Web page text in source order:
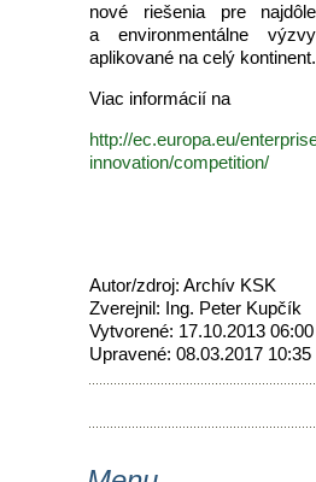
nové riešenia pre
a environmentálne
aplikované na celý kontinent.
Viac informácií na
http://ec.europa.eu/
innovation/competition/
Autor/zdroj: Archív KSK
Zverejnil: Ing. Peter Kupčík
Vytvorené: 17.10.2013 06:00
Upravené: 08.03.2017 10:35